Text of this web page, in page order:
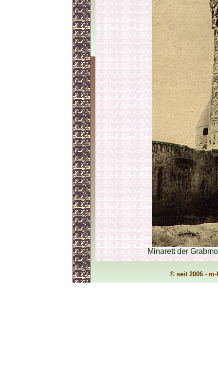
Minarett der
© seit 2006 - m-